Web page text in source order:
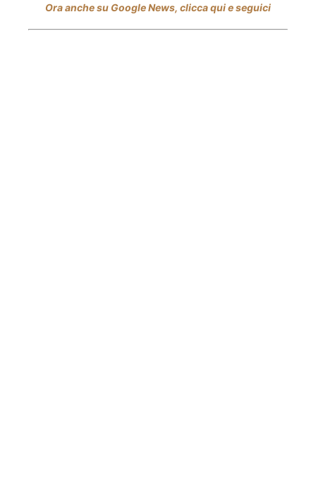
Ora anche su Google News, clicca qui e seguici